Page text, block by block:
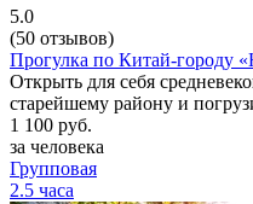
5.0
(50 отзывов)
Прогулка по Китай-городу
Открыть для себя
старейшему району и
1 100 руб.
за человека
Групповая
2.5 часа